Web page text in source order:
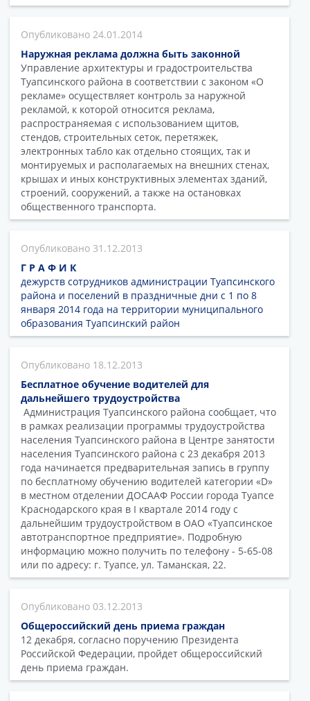
24.01.2014
Наружная реклама должна быть законной
Управление архитектуры и градостроительства
Туапсинского района в соответствии с законом «О
рекламе» осуществляет контроль за наружной
рекламой, к которой относится реклама,
распространяемая с использованием щитов,
стендов, строительных сеток, перетяжек,
электронных табло как отдельно стоящих, так и
монтируемых и располагаемых на внешних стенах,
крышах и иных конструктивных элементах зданий,
строений, сооружений, а также на остановках
общественного транспорта.
31.12.2013
Г Р А Ф И К
дежурств сотрудников администрации Туапсинского
района и поселений в праздничные дни с 1 по 8
января 2014 года на территории муниципального
образования Туапсинский район
18.12.2013
Бесплатное обучение водителей для
дальнейшего трудоустройства
Администрация Туапсинского района сообщает, что
в рамках реализации программы трудоустройства
населения Туапсинского района в Центре занятости
населения Туапсинского района с 23 декабря 2013
года начинается предварительная запись в группу
по бесплатному обучению водителей категории «D»
в местном отделении ДОСААФ России города Туапсе
Краснодарского края в I квартале 2014 году с
дальнейшим трудоустройством в ОАО «Туапсинское
автотранспортное предприятие». Подробную
информацию можно получить по телефону - 5-65-08
или по адресу: г. Туапсе, ул. Таманская, 22.
03.12.2013
Общероссийский день приема граждан
12 декабря, согласно поручению Президента
Российской Федерации, пройдет общероссийский
день приема граждан.